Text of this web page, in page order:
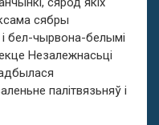
сябры
і бел-чырвона-белымі
Незалежнасьці
палітвязьняў і